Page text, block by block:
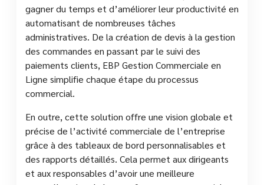
gagner du temps et d’améliorer leur productivité en
automatisant de nombreuses tâches
administratives. De la création de devis à la gestion
des commandes en passant par le suivi des
paiements clients, EBP Gestion Commerciale en
Ligne simplifie chaque étape du processus
commercial.
En outre, cette solution offre une vision globale et
précise de l’activité commerciale de l’entreprise
grâce à des tableaux de bord personnalisables et
des rapports détaillés. Cela permet aux dirigeants
et aux responsables d’avoir une meilleure